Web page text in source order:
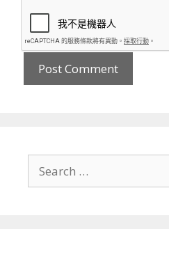
for: